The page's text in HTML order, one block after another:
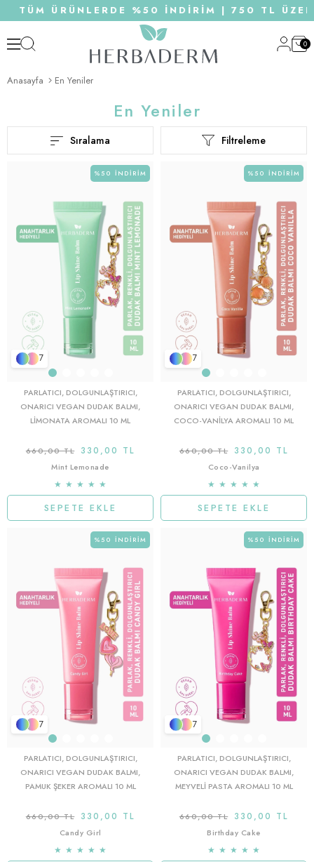
ÜRÜNLERDE %50 İNDİRİM | 750 TL ÜZERİ
0
Anasayfa En Yeniler
En Yeniler
Filtreleme
Sıralama
7
PARLATICI, DOLGUNLAŞTIRICI,
ONARICI VEGAN DUDAK BALMI,
LIMONATA AROMALI 10 ML
330,00 TL
660,00 TL
Mint Lemonade
★ ★ ★ ★ ★
SEPETE EKLE
%50 İNDIRIM
7
PARLATICI, DOLGUNLAŞTIRICI,
ONARICI VEGAN DUDAK BALMI,
COCO-VANILYA AROMALI 10 ML
330,00 TL
660,00 TL
Coco-Vanilya
★ ★ ★ ★ ★
SEPETE EKLE
%50 İNDIRIM
7
PARLATICI, DOLGUNLAŞTIRICI,
ONARICI VEGAN DUDAK BALMI,
PAMUK ŞEKER AROMALI 10 ML
330,00 TL
660,00 TL
Candy Girl
★ ★ ★ ★ ★
%50 İNDIRIM
7
PARLATICI, DOLGUNLAŞTIRICI,
ONARICI VEGAN DUDAK BALMI,
MEYVELI PASTA AROMALI 10 ML
330,00 TL
660,00 TL
Birthday Cake
★ ★ ★ ★ ★
%50 İNDIRIM